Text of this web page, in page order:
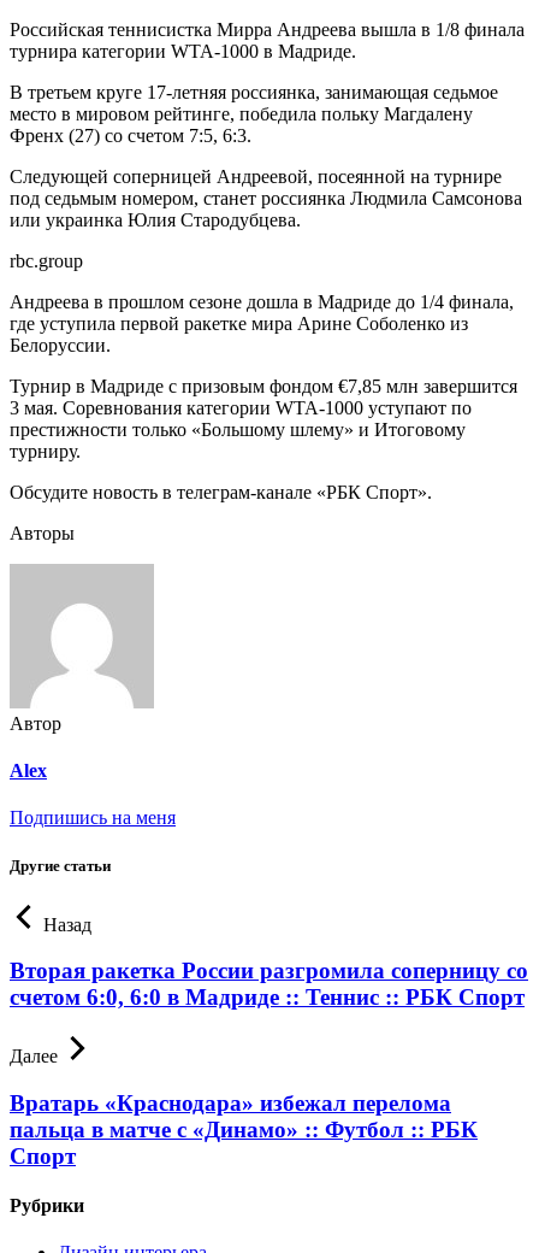
Российская теннисистка Мирра Андреева вышла в 1/8 финала
турнира категории WTA-1000 в Мадриде.
В третьем круге 17-летняя россиянка, занимающая седьмое
место в мировом рейтинге, победила польку Магдалену
Френх (27) со счетом 7:5, 6:3.
Следующей соперницей Андреевой, посеянной на турнире
под седьмым номером, станет россиянка Людмила Самсонова
или украинка Юлия Стародубцева.
rbc.group
Андреева в прошлом сезоне дошла в Мадриде до 1/4 финала,
где уступила первой ракетке мира Арине Соболенко из
Белоруссии.
Турнир в Мадриде с призовым фондом €7,85 млн завершится
3 мая. Соревнования категории WTA-1000 уступают по
престижности только «Большому шлему» и Итоговому
турниру.
Обсудите новость в телеграм-канале «РБК Спорт».
Авторы
Автор
Alex
Подпишись на меня
Другие статьи
Назад
Вторая ракетка России разгромила соперницу со
счетом 6:0, 6:0 в Мадриде :: Теннис :: РБК Спорт
Далее
Вратарь «Краснодара» избежал перелома
пальца в матче с «Динамо» :: Футбол :: РБК
Спорт
Рубрики